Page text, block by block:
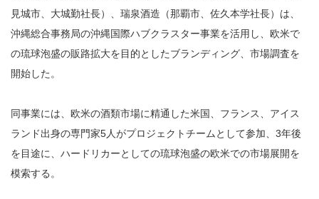
見城市、大城勤社長）、瑞泉酒造（那覇市、佐久本学社長）は、
沖縄総合事務局の沖縄国際ハブクラスター事業を活用し、欧米で
の琉球泡盛の販路拡大を目的としたブランディング、市場調査を
開始した。
同事業には、欧米の酒類市場に精通した米国、フランス、アイス
ランド出身の専門家5人がプロジェクトチームとして参加、3年後
を目途に、ハードリカーとしての琉球泡盛の欧米での市場展開を
模索する。